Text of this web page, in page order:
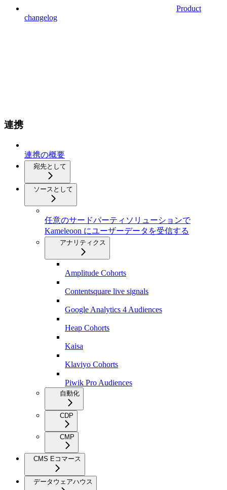
Product
changelog
連携
連携の概要
宛先として
ソースとして
任意のサードパーティソリューションで
Kameleoon にユーザーデータを受信する
アナリティクス
Amplitude Cohorts
Contentsquare live signals
Google Analytics 4 Audiences
Heap Cohorts
Kaisa
Klaviyo Cohorts
Piwik Pro Audiences
自動化
CDP
CMP
CMS Eコマース
データウェアハウス